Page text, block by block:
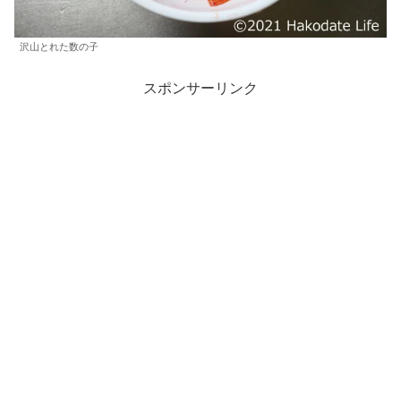
沢山とれた数の子
スポンサーリンク